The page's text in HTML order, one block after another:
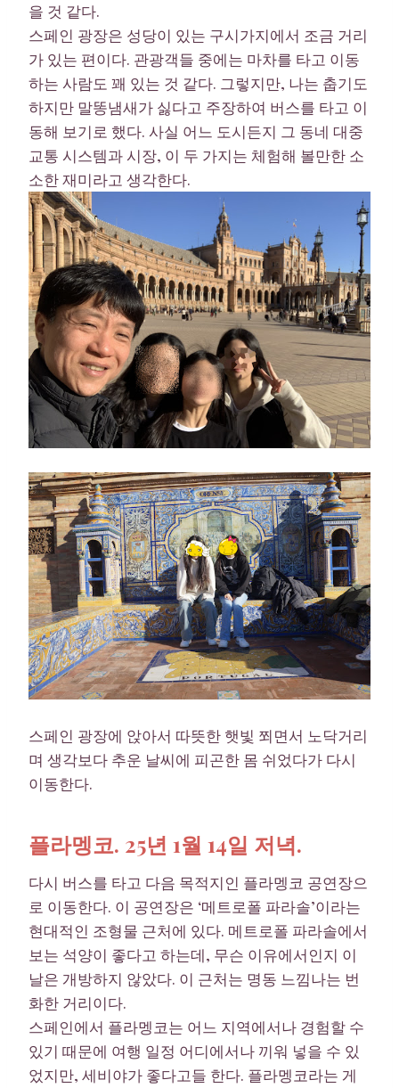
을 것 같다.
스페인 광장은 성당이 있는 구시가지에서 조금 거리
가 있는 편이다. 관광객들 중에는 마차를 타고 이동
하는 사람도 꽤 있는 것 같다. 그렇지만, 나는 춥기도
하지만 말똥냄새가 싫다고 주장하여 버스를 타고 이
동해 보기로 했다. 사실 어느 도시든지 그 동네 대중
교통 시스템과 시장, 이 두 가지는 체험해 볼만한 소
소한 재미라고 생각한다.
스페인 광장에 앉아서 따뜻한 햇빛 쬐면서 노닥거리
며 생각보다 추운 날씨에 피곤한 몸 쉬었다가 다시
이동한다.
플라멩코. 25년 1월 14일 저녁.
다시 버스를 타고 다음 목적지인 플라멩코 공연장으
로 이동한다. 이 공연장은 ‘메트로폴 파라솔’이라는
현대적인 조형물 근처에 있다. 메트로폴 파라솔에서
보는 석양이 좋다고 하는데, 무슨 이유에서인지 이
날은 개방하지 않았다. 이 근처는 명동 느낌나는 번
화한 거리이다.
스페인에서 플라멩코는 어느 지역에서나 경험할 수
있기 때문에 여행 일정 어디에서나 끼워 넣을 수 있
었지만, 세비야가 좋다고들 한다. 플라멩코라는 게